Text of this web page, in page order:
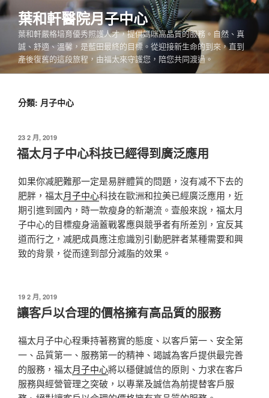
跳
至
內
葉和軒醫院月子中心
葉和軒嚴格培育優秀照護人才，提供媽咪高品質的服務。自然、真
誠、舒適、溫馨，是藍田最終的目標。從迎接新生命的到來，直到
產後復舊的這段旅程，由福太來守護您，陪您共同渡過。
分類: 月子中心
發
佈
於
23 2 月, 2019
福太月子中心科技已經得到廣泛應用
如果你减肥難那一定是易胖體質的問題，沒有减不下去的
肥胖，福太月子中心科技在歐洲和拉美已經廣泛應用，近
期引進到國內，時一款瘦身的新潮流。壹般來說，福太月
子中心的目標瘦身涵蓋戰畧應與競爭者有所差別，宜反其
道而行之，减肥成員應注愈識別引動肥胖者某種需要和興
致的背景，從而達到部分減脂的效果。
發
佈
於
19 2 月, 2019
讓客戶以合理的價格擁有高品質的服務
福太月子中心程秉持著務實的態度、以客戶第一、安全第
一、品質第一、服務第一的精神、竭誠為客戶提供最完善
的服務，福太月子中心將以穩健誠信的原則、力求在客戶
服務與經營管理之突破，以專業及誠信為前提替客戶服